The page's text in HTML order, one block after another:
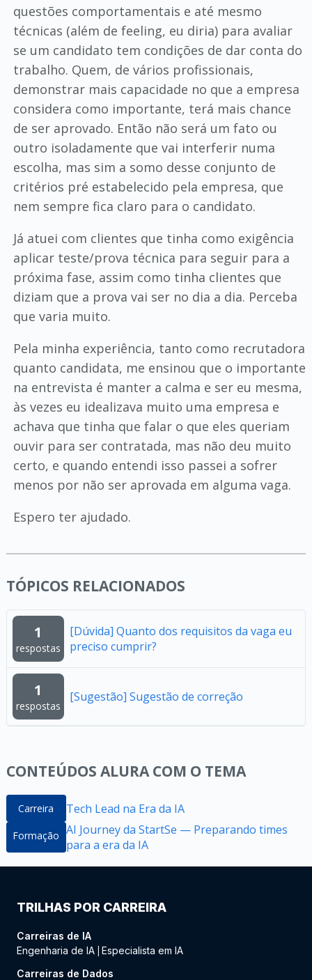
questões comportamentais e até mesmo
técnicas (além de feeling, eu diria) para avaliar
se um candidato tem condições de dar conta do
trabalho. Quem, de vários profissionais,
demonstrar mais capacidade no que a empresa
considera como importante, terá mais chance
de ser aprovado. Então não será um fato ou
outro isoladamente que vai interferir numa
escolha, mas sim a somo desse conjunto de
critérios pré estabelecido pela empresa, que
nem sempre fica claro para o candidato.
Já atuei com clientes que tinha como exigência
aplicar teste/prova técnica para seguir para a
próxima fase, assim como tinha clientes que
diziam que a prova vai ser no dia a dia. Perceba
que varia muito.
Pela minha experiência, tanto como recrutadora
quanto candidata, me ensinou que o importante
na entrevista é manter a calma e ser eu mesma,
às vezes eu idealizava muito uma empresa e
achava que tinha que falar o que eles queriam
ouvir para ser contratada, mas não deu muito
certo, e quando entendi isso passei a sofrer
menos por não ser aprovada em alguma vaga.
Espero ter ajudado.
TÓPICOS RELACIONADOS
1
respostas
[Dúvida] Quanto dos requisitos da vaga eu
preciso cumprir?
1
respostas
[Sugestão] Sugestão de correção
CONTEÚDOS ALURA COM O TEMA
Carreira Tech Lead na Era da IA
Formação AI Journey da StartSe — Preparando times
para a era da IA
TRILHAS POR CARREIRA
Carreiras de IA
Engenharia de IA Especialista em IA
Carreiras de Dados